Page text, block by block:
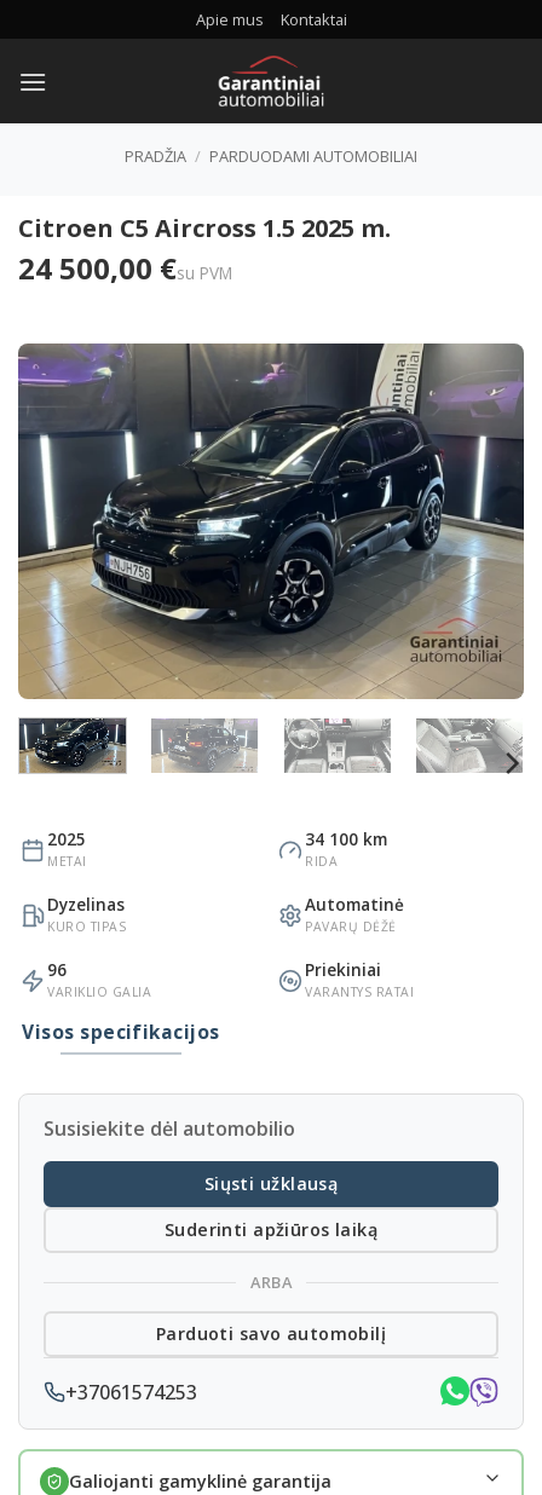
to
content
Apie mus Kontaktai
PRADŽIA / PARDUODAMI AUTOMOBILIAI
Citroen C5 Aircross 1.5 2025 m.
24 500,00 €su PVM
2025
METAI
34 100 km
RIDA
Dyzelinas
KURO TIPAS
Automatinė
PAVARŲ DĖŽĖ
96
VARIKLIO GALIA
Priekiniai
VARANTYS RATAI
Visos specifikacijos
Susisiekite dėl automobilio
Siųsti užklausą
Suderinti apžiūros laiką
ARBA
Parduoti savo automobilį
+37061574253
Galiojanti gamyklinė garantija